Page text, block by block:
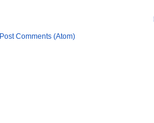
Post Comments (Atom)